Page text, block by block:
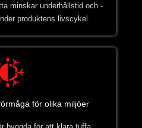
minskar underhållstid och -
produktens livscykel.
för olika miljöer